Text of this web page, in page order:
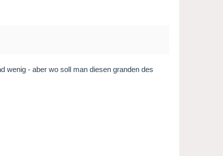
wenig - aber wo soll man diesen granden des